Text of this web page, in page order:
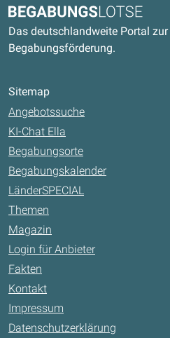
Begabungslotse
Das deutschlandweite Portal
Begabungsförderung.
Sitemap
Angebotssuche
KI-Chat Ella
Begabungsorte
Begabungskalender
LänderSPECIAL
Themen
Magazin
Login für Anbieter
Fakten
Kontakt
Impressum
Datenschutzerklärung